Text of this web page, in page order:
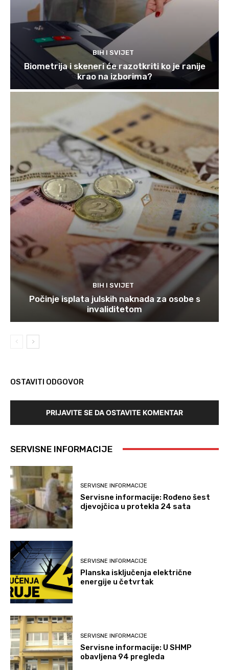
BIH I SVIJET
Biometrija i skeneri će razotkriti ko je ranije
krao na izborima?
BIH I SVIJET
Počinje isplata julskih naknada za osobe s
invaliditetom
OSTAVITI ODGOVOR
PRIJAVITE SE DA OSTAVITE KOMENTAR
SERVISNE INFORMACIJE
SERVISNE INFORMACIJE
Servisne informacije: Rođeno šest
djevojčica u protekla 24 sata
SERVISNE INFORMACIJE
Planska isključenja električne
energije u četvrtak
SERVISNE INFORMACIJE
Servisne informacije: U SHMP
obavljena 94 pregleda